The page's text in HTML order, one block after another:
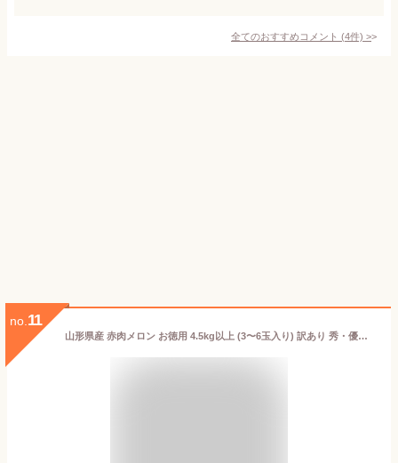
全てのおすすめコメント (4件) >
no. 11
山形県産 赤肉メロン お徳用 4.5kg以上 (3〜6玉入り) 訳あり 秀・優込み 産地直送 庄内産 甘い 美味しい 旨い 誕生日 パーティー プレゼント 送料無料 【2026年7月中旬発送 先行予約】